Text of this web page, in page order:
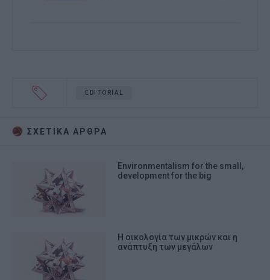
EDITORIAL
ΣΧΕΤΙΚA AΡΘΡΑ
Environmentalism for the small,
development for the big
Η οικολογία των μικρών και η
ανάπτυξη των μεγάλων